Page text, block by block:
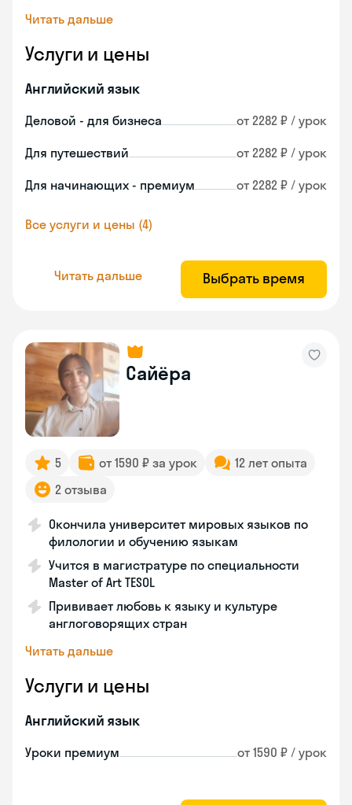
Читать дальше
Услуги и цены
Английский язык
Деловой - для бизнеса от 2282 ₽ / урок
Для путешествий от 2282 ₽ / урок
Для начинающих - премиум от 2282 ₽ / урок
Все услуги и цены (4)
Читать дальше Выбрать время
Сайёра
5 от 1590 ₽ за урок
12 лет опыта
2 отзыва
Окончила университет мировых языков по
филологии и обучению языкам
Учится в магистратуре по специальности
Master of Art TESOL
Прививает любовь к языку и культуре
англоговорящих стран
Читать дальше
Услуги и цены
Английский язык
Уроки премиум от 1590 ₽ / урок